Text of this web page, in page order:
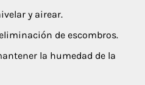
y airear.
de escombros.
la humedad de la